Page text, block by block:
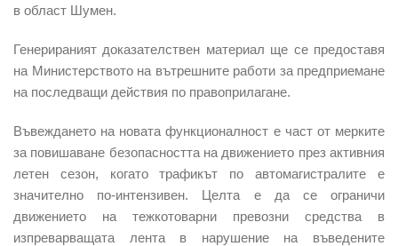
в област Шумен.
Генерираният доказателствен материал ще се предоставя
на Министерството на вътрешните работи за предприемане
на последващи действия по правоприлагане.
Въвеждането на новата функционалност е част от мерките
за повишаване безопасността на движението през активния
летен сезон, когато трафикът по автомагистралите е
значително по-интензивен. Целта е да се ограничи
движението на тежкотоварни превозни средства в
изпреварващата лента в нарушение на въведените